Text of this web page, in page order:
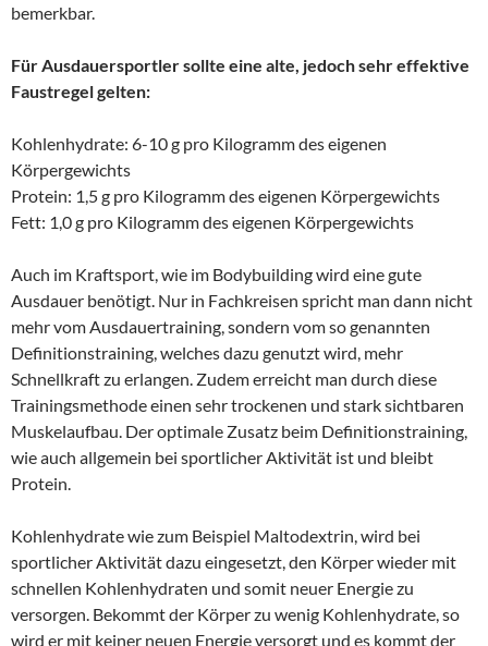
bemerkbar.
Für Ausdauersportler sollte eine alte, jedoch sehr effektive
Faustregel gelten:
Kohlenhydrate: 6-10 g pro Kilogramm des eigenen
Körpergewichts
Protein: 1,5 g pro Kilogramm des eigenen Körpergewichts
Fett: 1,0 g pro Kilogramm des eigenen Körpergewichts
Auch im Kraftsport, wie im Bodybuilding wird eine gute
Ausdauer benötigt. Nur in Fachkreisen spricht man dann nicht
mehr vom Ausdauertraining, sondern vom so genannten
Definitionstraining, welches dazu genutzt wird, mehr
Schnellkraft zu erlangen. Zudem erreicht man durch diese
Trainingsmethode einen sehr trockenen und stark sichtbaren
Muskelaufbau. Der optimale Zusatz beim Definitionstraining,
wie auch allgemein bei sportlicher Aktivität ist und bleibt
Protein.
Kohlenhydrate wie zum Beispiel Maltodextrin, wird bei
sportlicher Aktivität dazu eingesetzt, den Körper wieder mit
schnellen Kohlenhydraten und somit neuer Energie zu
versorgen. Bekommt der Körper zu wenig Kohlenhydrate, so
wird er mit keiner neuen Energie versorgt und es kommt der